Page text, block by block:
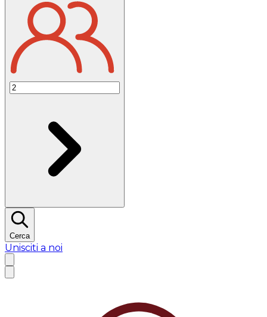
Cerca
Unisciti a noi